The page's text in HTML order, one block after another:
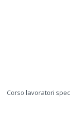
Corso lavoratori